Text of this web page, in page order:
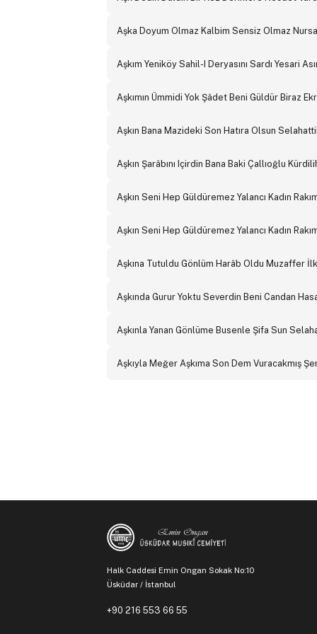
Aşka Doyum Olmaz Kalbim Sensiz Olmaz
Aşkım Yeniköy Sahil-I Deryasını Sardı Yesari
Aşkımın Ümmidi Yok Şâdet Beni Güldür Biraz
Aşkın Bana Mazideki Son Hatıra Olsun
Aşkın Şarâbını Içirdin Bana Baki Çallıoğlu
Aşkın Seni Hep Güldüremez Yalancı Kadın
Aşkın Seni Hep Güldüremez Yalancı Kadın
Aşkına Tutuldu Gönlüm Harâb Oldu Muzaffer
Aşkında Gurur Yoktu Severdin Beni Candan
Aşkınla Yanan Gönlüme Busenle Şifa Sun
Aşkıyla Meğer Aşkıma Son Dem Vuracakmış
Halk Caddesi Emin Ongan Sokak No:10
Üsküdar / İstanbul
+90 216 553 66 55